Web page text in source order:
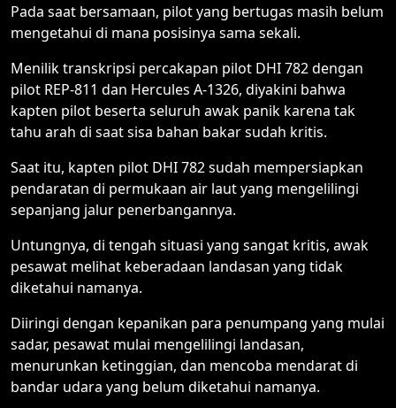
Pada saat bersamaan, pilot yang bertugas masih belum
mengetahui di mana posisinya sama sekali.
Menilik transkripsi percakapan pilot DHI 782 dengan
pilot REP-811 dan Hercules A-1326, diyakini bahwa
kapten pilot beserta seluruh awak panik karena tak
tahu arah di saat sisa bahan bakar sudah kritis.
Saat itu, kapten pilot DHI 782 sudah mempersiapkan
pendaratan di permukaan air laut yang mengelilingi
sepanjang jalur penerbangannya.
Untungnya, di tengah situasi yang sangat kritis, awak
pesawat melihat keberadaan landasan yang tidak
diketahui namanya.
Diiringi dengan kepanikan para penumpang yang mulai
sadar, pesawat mulai mengelilingi landasan,
menurunkan ketinggian, dan mencoba mendarat di
bandar udara yang belum diketahui namanya.